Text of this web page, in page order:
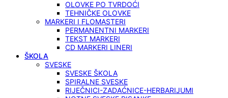
OLOVKE PO TVRDOĆI
TEHNIČKE OLOVKE
MARKERI I FLOMASTERI
PERMANENTNI MARKERI
TEKST MARKERI
CD MARKERI LINERI
ŠKOLA
SVESKE
SVESKE ŠKOLA
SPIRALNE SVESKE
RIJEČNICI-ZADAĆNICE-HERBARIJUMI